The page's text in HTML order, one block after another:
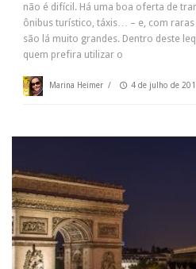
não é difícil. Há uma boa oferta de
ônibus turístico, táxis… – e, com raras
são lá muito grandes. Dentro deste
quem prefira utilizar o
Marina Heimer / 4 de julho de